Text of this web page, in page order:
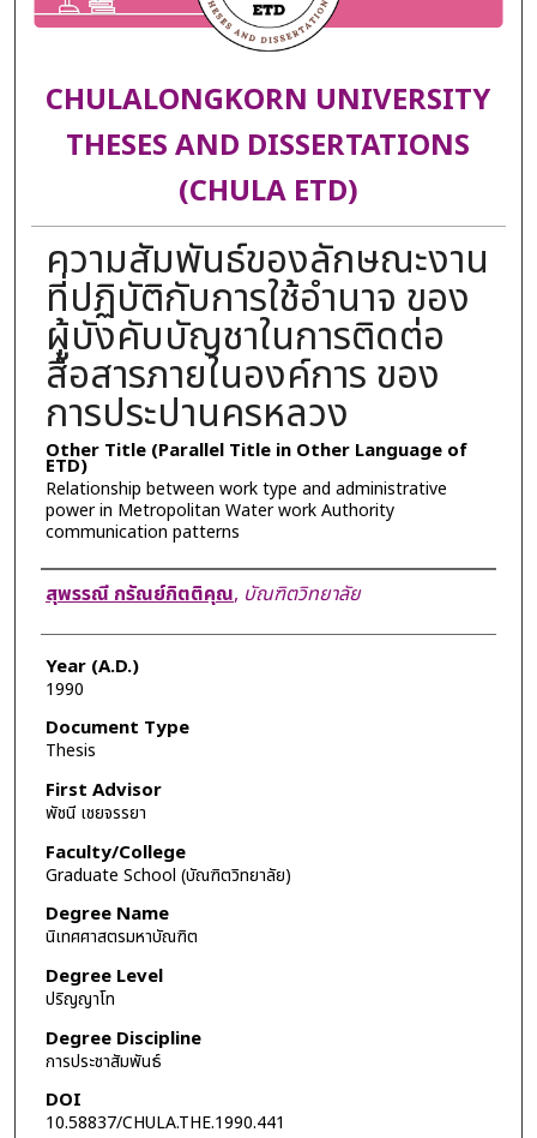
CHULALONGKORN UNIVERSITY
THESES AND DISSERTATIONS
(CHULA ETD)
ความสัมพันธ์ของลักษณะงาน
ที่ปฏิบัติกับการใช้อำนาจ ของ
ผู้บังคับบัญชาในการติดต่อ
สื่อสารภายในองค์การ ของ
การประปานครหลวง
Other Title (Parallel Title in Other Language of
ETD)
Relationship between work type and administrative
power in Metropolitan Water work Authority
communication patterns
Author
สุพรรณี กรัณย์กิตติคุณ, บัณฑิตวิทยาลัย
Year (A.D.)
1990
Document Type
Thesis
First Advisor
พัชนี เชยจรรยา
Faculty/College
Graduate School (บัณฑิตวิทยาลัย)
Degree Name
นิเทศศาสตรมหาบัณฑิต
Degree Level
ปริญญาโท
Degree Discipline
การประชาสัมพันธ์
DOI
10.58837/CHULA.THE.1990.441